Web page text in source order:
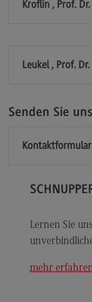
Kontakt
Digitalisierung
Kontakt
Kroflin , Prof.
Leukel , Prof.
Senden Sie
Kontaktformular
Lernen Sie
mehr